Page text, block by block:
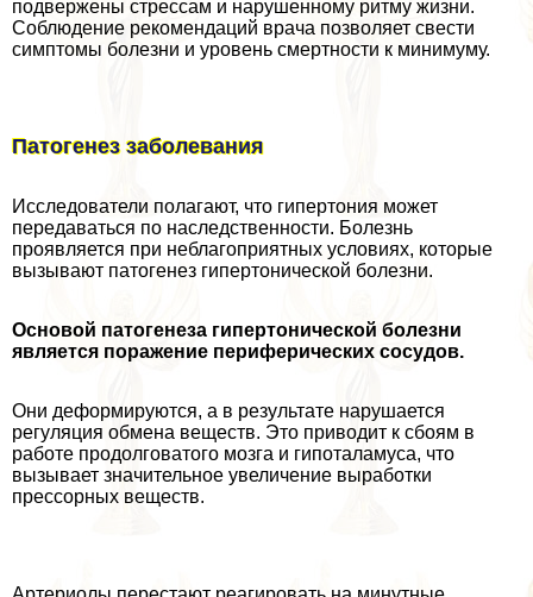
подвержены стрессам и нарушенному ритму жизни.
Соблюдение рекомендаций врача позволяет свести
симптомы болезни и уровень cмepтности к минимуму.
Патогенез заболевания
Исследователи полагают, что гипертония может
передаваться по наследственности. Болезнь
проявляется при нeблагоприятных условиях, которые
вызывают патогенез гипертонической болезни.
Основой патогенеза гипертонической болезни
является поражение периферических сосудов.
Они деформируются, а в результате нарушается
регуляция обмена веществ. Это приводит к сбоям в
работе продолговатого мозга и гипоталамуса, что
вызывает значительное увеличение выработки
прессорных веществ.